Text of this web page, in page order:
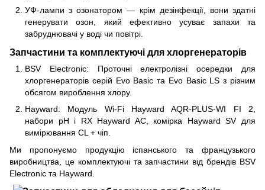
УФ-лампи з озонатором — крім дезінфекції, вони здатні
генерувати озон, який ефективно усуває запахи та
забруднювачі у воді чи повітрі.
Запчастини та комплектуючі для хлоргенераторів
BSV Electronic: Проточні електролізні осередки для
хлоргенераторів серій Evo Basic та Evo Basic LS з різним
обсягом вироблення хлору.
Hayward: Модуль Wi-Fi Hayward AQR-PLUS-WI FI 2,
набори рH і RX Hayward AC, комірка Hayward SV для
вимірювання CL + чіп.
Ми пропонуємо продукцію іспанського та французького
виробництва, це комплектуючі та запчастини від брендів BSV
Electronic та Hayward.